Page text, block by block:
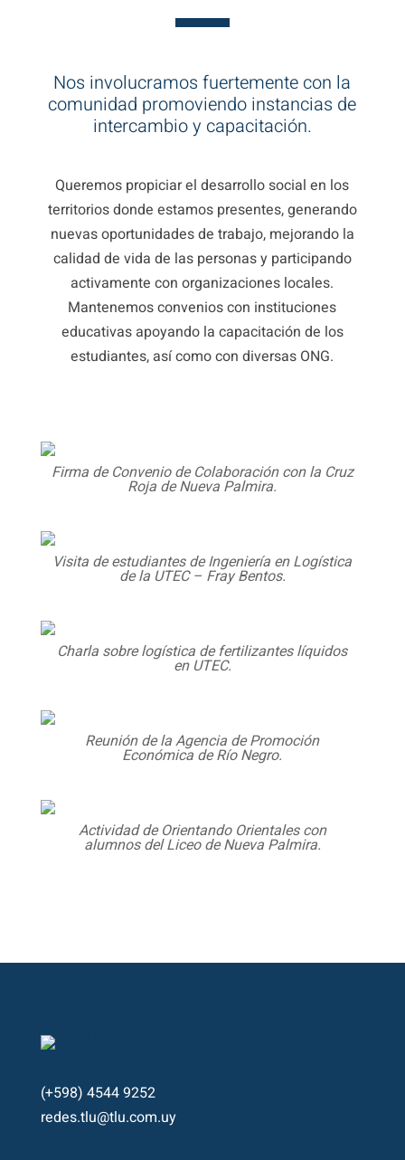
Nos involucramos fuertemente con la
comunidad promoviendo instancias de
intercambio y capacitación.
Queremos propiciar el desarrollo social en los
territorios donde estamos presentes, generando
nuevas oportunidades de trabajo, mejorando la
calidad de vida de las personas y participando
activamente con organizaciones locales.
Mantenemos convenios con instituciones
educativas apoyando la capacitación de los
estudiantes, así como con diversas ONG.
Firma de Convenio de Colaboración con la Cruz
Roja de Nueva Palmira.
Visita de estudiantes de Ingeniería en Logística
de la UTEC – Fray Bentos.
Charla sobre logística de fertilizantes líquidos
en UTEC.
Reunión de la Agencia de Promoción
Económica de Río Negro.
Actividad de Orientando Orientales con
alumnos del Liceo de Nueva Palmira.
(+598) 4544 9252
redes.tlu@tlu.com.uy